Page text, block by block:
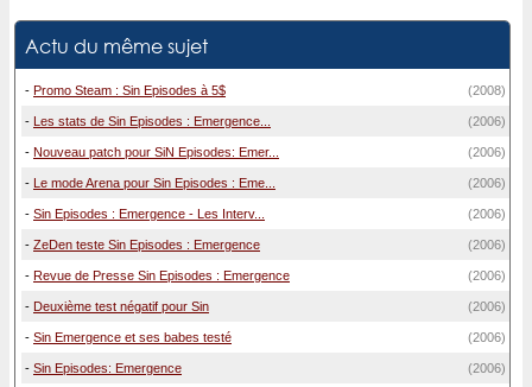
Actu du même sujet
- Promo Steam : Sin Episodes à 5$ (2008)
- Les stats de Sin Episodes : Emergence... (2006)
- Nouveau patch pour SiN Episodes: Emer... (2006)
- Le mode Arena pour Sin Episodes : Eme... (2006)
- Sin Episodes : Emergence - Les Interv... (2006)
- ZeDen teste Sin Episodes : Emergence (2006)
- Revue de Presse Sin Episodes : Emergence (2006)
- Deuxième test négatif pour Sin (2006)
- Sin Emergence et ses babes testé (2006)
- Sin Episodes: Emergence (2006)